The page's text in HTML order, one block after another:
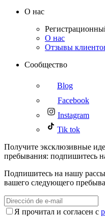
О нас
О нас
Отзывы
Сообщество
Blog
Facebook
Instagram
Tik tok
Получите эксклюзивные
пребывания: подпишитесь
Подпишитесь на нашу
вашего следующего
Я прочитал и согласен с